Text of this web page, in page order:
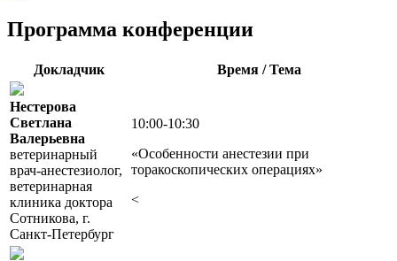
Программа конференции
Докладчик Время / Тема
Нестерова
Светлана
Валерьевна
ветеринарный
врач-анестезиолог,
ветеринарная
клиника доктора
Сотникова, г.
Санкт-Петербург
10:00-10:30
«Особенности анестезии при
торакоскопических операциях»
<